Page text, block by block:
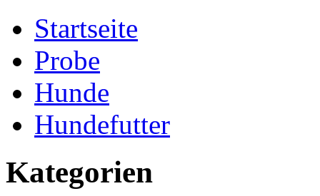
Startseite
Probe
Hunde
Hundefutter
Kategorien